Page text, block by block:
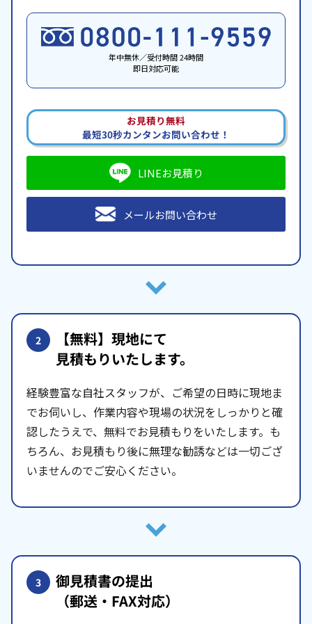
年中無休／受付時間 24時間
即日対応可能
お見積り無料
最短30秒カンタンお問い合わせ！
LINEお見積り
メールお問い合わせ
2 【無料】現地にて
見積もりいたします。
経験豊富な自社スタッフが、ご希望の日時に現地ま
でお伺いし、作業内容や現場の状況をしっかりと確
認したうえで、無料でお見積もりをいたします。も
ちろん、お見積もり後に無理な勧誘などは一切ござ
いませんのでご安心ください。
3 御見積書の提出
（郵送・FAX対応）